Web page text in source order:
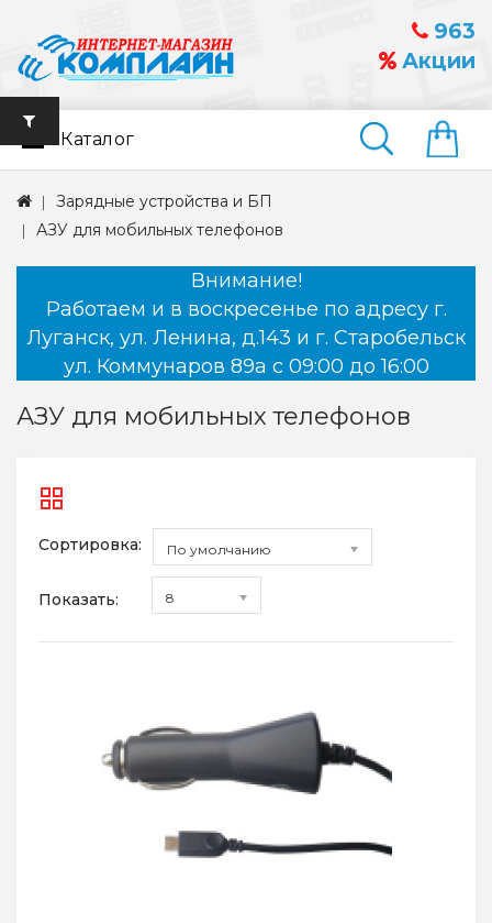
963
Акции
Найти
Каталог
Зарядные устройства и БП
АЗУ для мобильных телефонов
Внимание!
Работаем и в воскресенье по адресу г.
Луганск, ул. Ленина, д.143 и г. Старобельск
ул. Коммунаров 89а с 09:00 до 16:00
АЗУ для мобильных телефонов
Сортировка: По умолчанию
Показать: 8